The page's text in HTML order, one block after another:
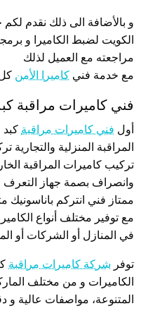
و بالأضافة الى ذلك نقدم
الكويت لضبط الكاميرا و
مراجعته مع العميل لذلك
مع خدمة فني كاميرا الأمن
فني كاميرات مراقبة
أول فني كاميرات مراقبة كبد
المراقبة المنزلية
تركيب كاميرات المراقبة
وانصراف بصمة جهاز التعرف
ممتاز فني انتركم
مع توفير مختلف أنواع
في المنازل أو الشركات أو
توفر شركة كاميرات مراقبة
الكاميرات و من مختلف
المتنوعة، مواصفات عالية و